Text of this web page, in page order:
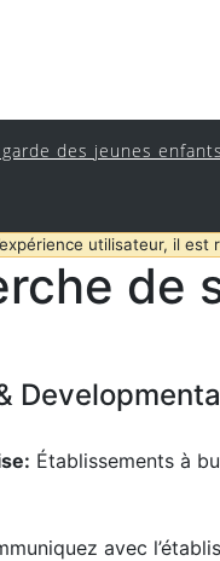
des jeunes enfants
utilisateur, il
de
Établissements à
avec